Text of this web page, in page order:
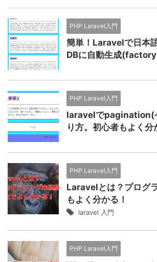
PHP Laravel入門
簡単！Laravelで日本
DBに自動生成
PHP Laravel入門
laravelでpagination(
り方。初心者もよく分
PHP Laravel入門
Laravelとは？プログ
もよく分かる！
laravel 入門
PHP Laravel入門